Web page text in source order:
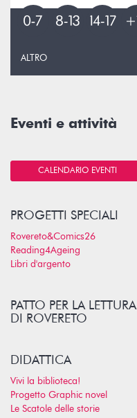
ALTRO
Eventi e attività
CALENDARIO EVENTI
PROGETTI SPECIALI
Rovereto&Comics26
Reading4Ageing
Libri d'argento
PATTO PER LA LETTURA
DI ROVERETO
DIDATTICA
Vivi la biblioteca!
Progetto Graphic novel
Le Scatole delle storie